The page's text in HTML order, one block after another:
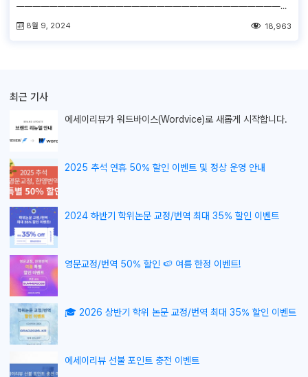
—————————————————————————————————
(할인한도 5만원) 3. 사용 범위 :모든 교정/번역 서비스 4. 사용 방법 :서비스 주문 > 결제
8월 9, 2024 18,963
최근 기사
에세이리뷰가 워드바이스(Wordvice)로 새롭게 시작합니다.
2025 추석 연휴 50% 할인 이벤트 및 정상 운영 안내
2024 하반기 학위논문 교정/번역 최대 35% 할인 이벤트
영문교정/번역 50% 할인 🍉 여름 한정 이벤트!
🎓 2026 상반기 학위 논문 교정/번역 최대 35% 할인 이벤트
에세이리뷰 선불 포인트 충전 이벤트